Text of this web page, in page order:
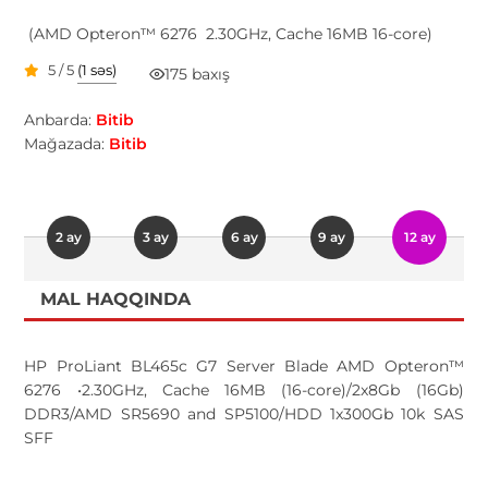
(AMD Opteron™ 6276 2.30GHz, Cache 16MB 16-core)
5 / 5 (1 səs) 175 baxış
Anbarda: Bitib
Mağazada: Bitib
2 ay 3 ay 6 ay 9 ay 12 ay
MAL HAQQINDA
HP ProLiant BL465c G7 Server Blade AMD Opteron™
6276 •2.30GHz, Cache 16MB (16-core)/2x8Gb (16Gb)
DDR3/AMD SR5690 and SP5100/HDD 1x300Gb 10k SAS
SFF